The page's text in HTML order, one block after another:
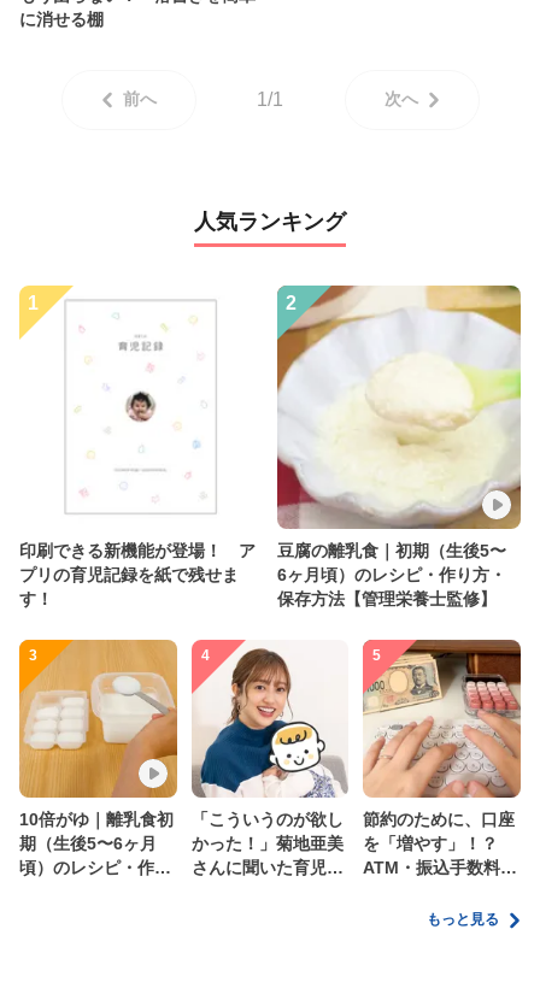
に消せる棚
前へ 1/1 次へ
人気ランキング
1
印刷できる新機能が登場！ ア
プリの育児記録を紙で残せま
す！
2
豆腐の離乳食｜初期（生後5〜
6ヶ月頃）のレシピ・作り方・
保存方法【管理栄養士監修】
3
10倍がゆ｜離乳食初
期（生後5〜6ヶ月
頃）のレシピ・作り
4
「こういうのが欲し
かった！」菊地亜美
さんに聞いた育児
5
節約のために、口座
を「増やす」！？
ATM・振込手数料の
家計管理術もっと見る